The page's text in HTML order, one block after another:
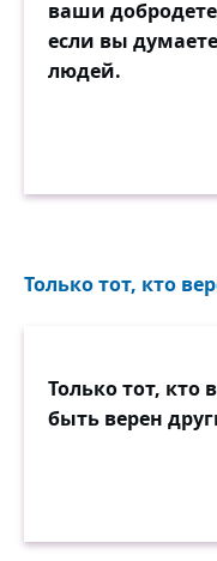
ваши
если вы
людей.
Только тот, кто
Только тот, кто
быть верен